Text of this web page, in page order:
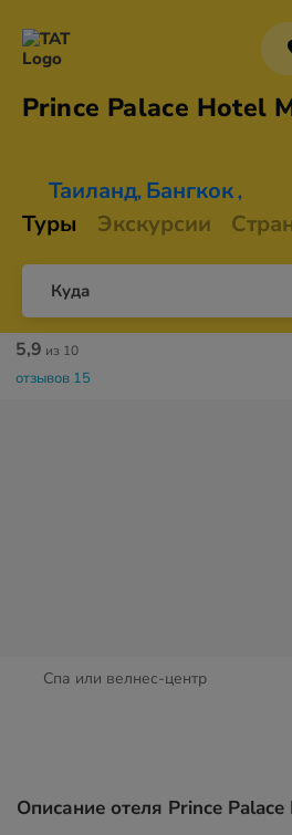
Prince Palace Hotel
Таиланд, Бангкок ,
Туры Экскурсии
Куда
5,9 из 10
отзывов 15
Спа или велнес-центр
Описание отеля Prince